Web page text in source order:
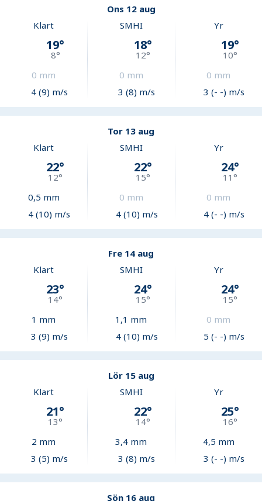
Ons 12 aug
Klart
19°
8°
0 mm
4 (9) m/s
SMHI
18°
12°
0 mm
3 (8) m/s
Yr
19°
10°
0 mm
3 (- -) m/s
Tor 13 aug
Klart
22°
12°
0,5 mm
4 (10) m/s
SMHI
22°
15°
0 mm
4 (10) m/s
Yr
24°
11°
0 mm
4 (- -) m/s
Fre 14 aug
Klart
23°
14°
1 mm
3 (9) m/s
SMHI
24°
15°
1,1 mm
4 (10) m/s
Yr
24°
15°
0 mm
5 (- -) m/s
Lör 15 aug
Klart
21°
13°
2 mm
3 (5) m/s
SMHI
22°
14°
3,4 mm
3 (8) m/s
Yr
25°
16°
4,5 mm
3 (- -) m/s
Sön 16 aug